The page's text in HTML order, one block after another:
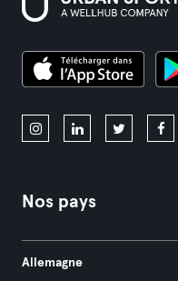
Nos pays
Allemagne